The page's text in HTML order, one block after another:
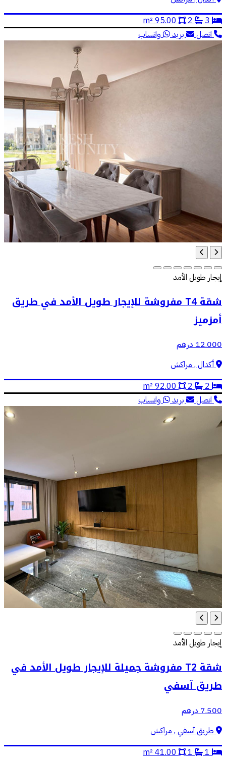
3
2
95.00 m²
اتصل
بريد واتساب
إيجار طويل الأمد
شقة T4 مفروشة للإيجار طويل الأمد في طريق
أمزميز
12.000 درهم
أكدال , مراكش
2
2
92.00 m²
اتصل
بريد واتساب
إيجار طويل الأمد
شقة T2 مفروشة جميلة للإيجار طويل الأمد في
طريق آسفي
7.500 درهم
طريق آسفي , مراكش